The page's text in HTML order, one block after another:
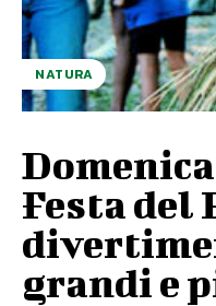
NATURA
Festa del
grandi e